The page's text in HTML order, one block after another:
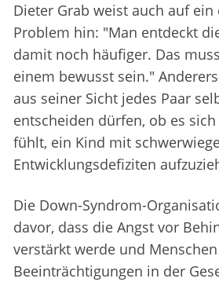
Dieter Grab weist auch auf ein
Problem hin: "Man entdeckt
damit noch häufiger. Das muss
einem bewusst sein."
aus seiner Sicht jedes Paar
entscheiden dürfen, ob es
fühlt, ein Kind mit
Entwicklungsdefiziten
Die Down-Syndrom-
davor, dass die Angst vor
verstärkt werde und
Beeinträchtigungen in der